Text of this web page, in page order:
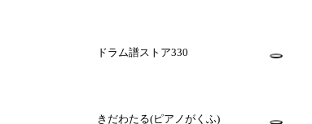
ドラム譜ストア330
きだわたる(ピアノがくふ)